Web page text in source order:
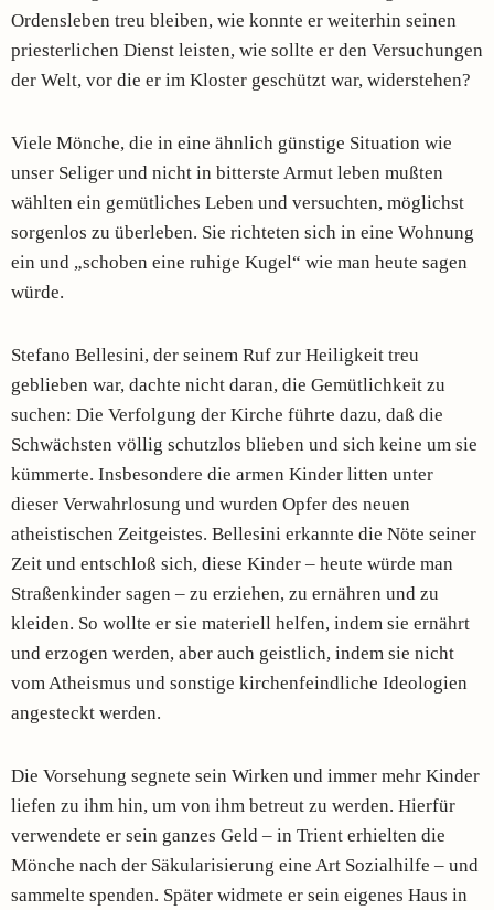
Ordensleben treu bleiben, wie konnte er weiterhin seinen
priesterlichen Dienst leisten, wie sollte er den Versuchungen
der Welt, vor die er im Kloster geschützt war, widerstehen?
Viele Mönche, die in eine ähnlich günstige Situation wie
unser Seliger und nicht in bitterste Armut leben mußten
wählten ein gemütliches Leben und versuchten, möglichst
sorgenlos zu überleben. Sie richteten sich in eine Wohnung
ein und „schoben eine ruhige Kugel“ wie man heute sagen
würde.
Stefano Bellesini, der seinem Ruf zur Heiligkeit treu
geblieben war, dachte nicht daran, die Gemütlichkeit zu
suchen: Die Verfolgung der Kirche führte dazu, daß die
Schwächsten völlig schutzlos blieben und sich keine um sie
kümmerte. Insbesondere die armen Kinder litten unter
dieser Verwahrlosung und wurden Opfer des neuen
atheistischen Zeitgeistes. Bellesini erkannte die Nöte seiner
Zeit und entschloß sich, diese Kinder – heute würde man
Straßenkinder sagen – zu erziehen, zu ernähren und zu
kleiden. So wollte er sie materiell helfen, indem sie ernährt
und erzogen werden, aber auch geistlich, indem sie nicht
vom Atheismus und sonstige kirchenfeindliche Ideologien
angesteckt werden.
Die Vorsehung segnete sein Wirken und immer mehr Kinder
liefen zu ihm hin, um von ihm betreut zu werden. Hierfür
verwendete er sein ganzes Geld – in Trient erhielten die
Mönche nach der Säkularisierung eine Art Sozialhilfe – und
sammelte spenden. Später widmete er sein eigenes Haus in